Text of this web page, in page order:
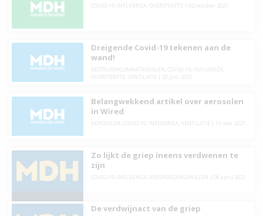
COVID-19, INFLUENZA OVERSTERFTE 02 oktober 2021
Dreigende Covid-19 tekenen aan de
wand!
BESTRIJDINGSMAATREGELEN COVID-19, INFLUENZA
OVERSTERFTE
VENTILATIE 20 juni 2021
Belangwekkend artikel over aerosolen
in Wired
AEROSOLEN COVID-19, INFLUENZA VENTILATIE 15 mei 2021
Zo lijkt de griep ineens verdwenen te
zijn
COVID-19, INFLUENZA VERSPREIDINGSWIJZEN 06 april 2021
De verdwijnact van de griep